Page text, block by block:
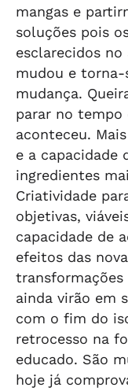
mangas e
soluções pois
esclarecidos
mudou e torna-
mudança.
parar no tempo
aconteceu.
e a capacidade
ingredientes
Criatividade
objetivas,
capacidade de
efeitos das
transformações
ainda virão em
com o fim do
retrocesso na
educado. São
hoje já